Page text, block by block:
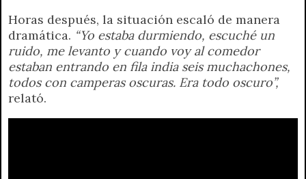
Horas después, la situación escaló de manera
dramática. “Yo estaba durmiendo, escuché un
ruido, me levanto y cuando voy al comedor
estaban entrando en fila india seis muchachones,
todos con camperas oscuras. Era todo oscuro”,
relató.